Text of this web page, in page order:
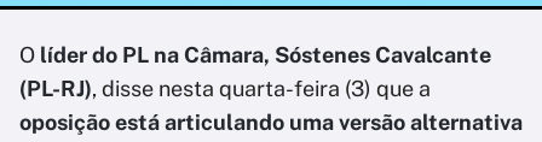
O líder do PL na Câmara, Sóstenes Cavalcante
(PL-RJ), disse nesta quarta-feira (3) que a
oposição está articulando uma versão alternativa